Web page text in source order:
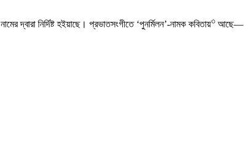
দ্বারা নির্দিষ্ট হইয়াছে। প্রভাতসংগীতে ‘পুনর্মিলন’-নামক কবিতায়৩ আছে—